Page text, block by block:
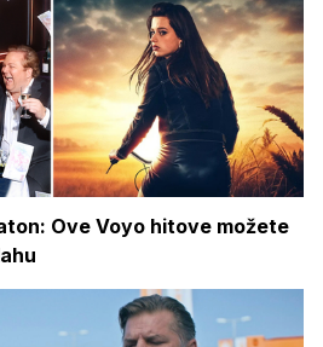
Ove Voyo hitove možete